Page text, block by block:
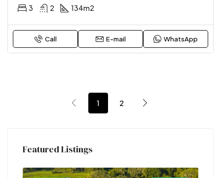
3 2 134m2
Call E-mail WhatsApp
1 2
Featured Listings